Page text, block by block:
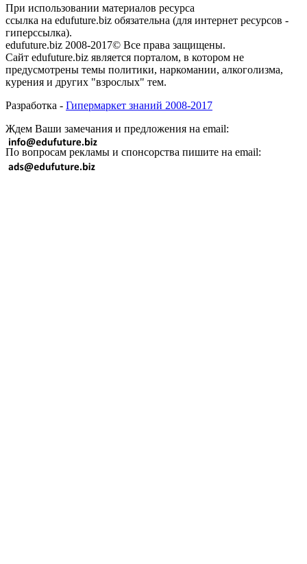
При использовании материалов ресурса
ссылка на edufuture.biz обязательна (для интернет ресурсов -
гиперссылка).
edufuture.biz 2008-2017© Все права защищены.
Сайт edufuture.biz является порталом, в котором не
предусмотрены темы политики, наркомании, алкоголизма,
курения и других "взрослых" тем.
Разработка - Гипермаркет знаний 2008-2017
Ждем Ваши замечания и предложения на email:
По вопросам рекламы и спонсорства пишите на email: